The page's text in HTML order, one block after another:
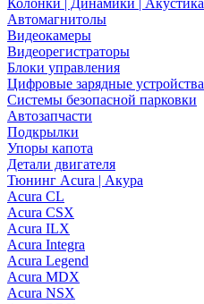
Колонки | Динамики | Акустика
Автомагнитолы
Видеокамеры
Видеорегистраторы
Блоки управления
Цифровые зарядные устройства
Системы безопасной парковки
Автозапчасти
Подкрылки
Упоры капота
Детали двигателя
Тюнинг Acura | Акура
Acura CL
Acura CSX
Acura ILX
Acura Integra
Acura Legend
Acura MDX
Acura NSX